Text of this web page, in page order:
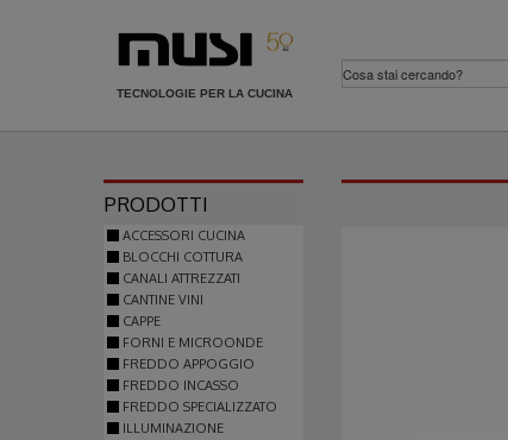
TECNOLOGIE PER LA CUCINA
PRODOTTI
ACCESSORI CUCINA
BLOCCHI COTTURA
CANALI ATTREZZATI
CANTINE VINI
CAPPE
FORNI E MICROONDE
FREDDO APPOGGIO
FREDDO INCASSO
FREDDO SPECIALIZZATO
ILLUMINAZIONE